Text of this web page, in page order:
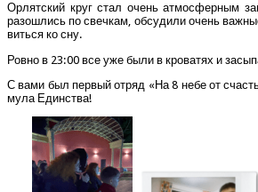
Орлят­ский круг стал очень атмо­сфер­ным
разо­шлись по свеч­кам, обсу­ди­ли очень
вить­ся ко сну.
Ров­но в 23:00 все уже были в кро­ва­тях и
С вами был пер­вый отряд «На 8 небе от
му­ла Единства!